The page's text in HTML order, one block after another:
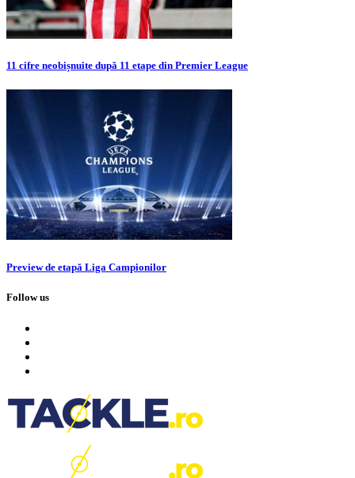
11 cifre neobișnuite după 11 etape din Premier League
Preview de etapă Liga Campionilor
Follow us